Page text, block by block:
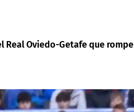
Real Oviedo-Getafe que rompe